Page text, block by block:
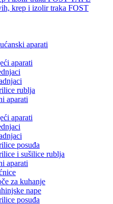
krep i izolir traka FOST
aparati
aparati
rublja
aparati
aparati
posuđa
i sušilice rublja
aparati
za kuhanje
nape
posuđa